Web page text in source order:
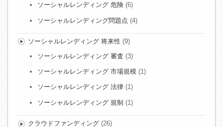
ソーシャルレンディング 危険 (6)
ソーシャルレンディング問題点 (4)
ソーシャルレンディング 将来性 (9)
ソーシャルレンディング 審査 (3)
ソーシャルレンディング 市場規模 (1)
ソーシャルレンディング 法律 (1)
ソーシャルレンディング 規制 (1)
クラウドファンディング(26)